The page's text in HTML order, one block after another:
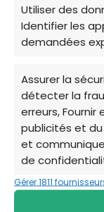
Utiliser des
Identifier les
demandées
Assurer la
détecter la
erreurs,
publicités et
et
de
Gérer 1811
💡Astuce
consultez les
témoignages
bien préparer
nouveau
toute sérénité
Merci d'avoir
Biot. Les
générosité et